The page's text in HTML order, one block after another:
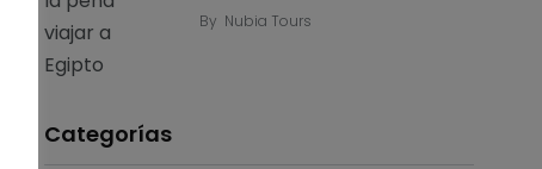
By Nubia Tours
Categorías